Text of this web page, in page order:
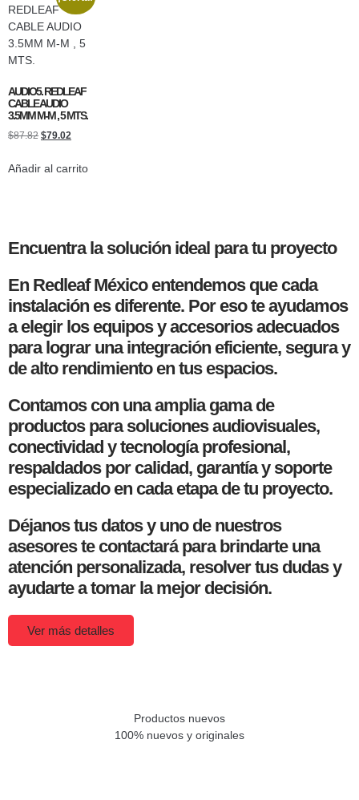
AUDIO5. REDLEAF
CABLE AUDIO
3.5MM M-M , 5 MTS.
$87.82 $79.02
Añadir al carrito
Encuentra la solución ideal para tu proyecto
En Redleaf México entendemos que cada
instalación es diferente. Por eso te ayudamos
a elegir los equipos y accesorios adecuados
para lograr una integración eficiente, segura y
de alto rendimiento en tus espacios.
Contamos con una amplia gama de
productos para soluciones audiovisuales,
conectividad y tecnología profesional,
respaldados por calidad, garantía y soporte
especializado en cada etapa de tu proyecto.
Déjanos tus datos y uno de nuestros
asesores te contactará para brindarte una
atención personalizada, resolver tus dudas y
ayudarte a tomar la mejor decisión.
Ver más detalles
Productos nuevos
100% nuevos y originales